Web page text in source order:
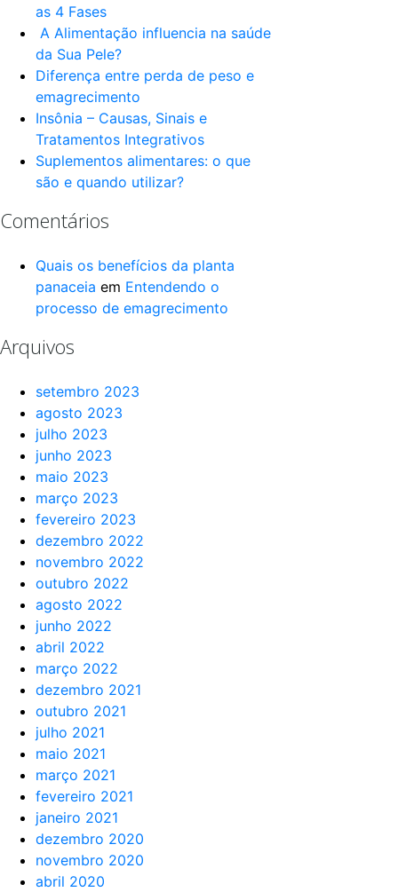
as 4 Fases
A Alimentação influencia na saúde
da Sua Pele?
Diferença entre perda de peso e
emagrecimento
Insônia – Causas, Sinais e
Tratamentos Integrativos
Suplementos alimentares: o que
são e quando utilizar?
Comentários
Quais os benefícios da planta
panaceia em Entendendo o
processo de emagrecimento
Arquivos
setembro 2023
agosto 2023
julho 2023
junho 2023
maio 2023
março 2023
fevereiro 2023
dezembro 2022
novembro 2022
outubro 2022
agosto 2022
junho 2022
abril 2022
março 2022
dezembro 2021
outubro 2021
julho 2021
maio 2021
março 2021
fevereiro 2021
janeiro 2021
dezembro 2020
novembro 2020
abril 2020